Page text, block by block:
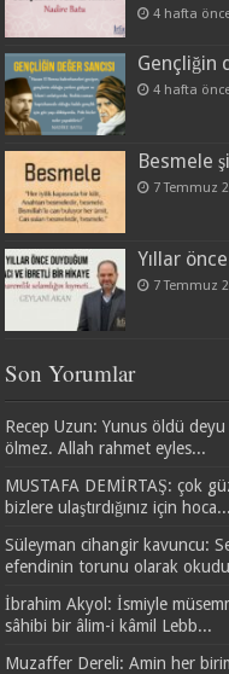
4 hafta
Gençliğin
4 hafta
Besmele
7 Temmuz
Yıllar
7 Temmuz
Son Yorumlar
Recep Uzun: Yunus öldü
ölmez. Allah rahmet eyles...
MUSTAFA DEMİRTAŞ: çok
bizlere ulaştırdığınız için hoca...
Süleyman cihangir kavuncu:
efendinin torunu olarak
İbrahim Akyol: İsmiyle
sâhibi bir âlim-i kâmil Lebb...
Muzaffer Dereli: Amin her